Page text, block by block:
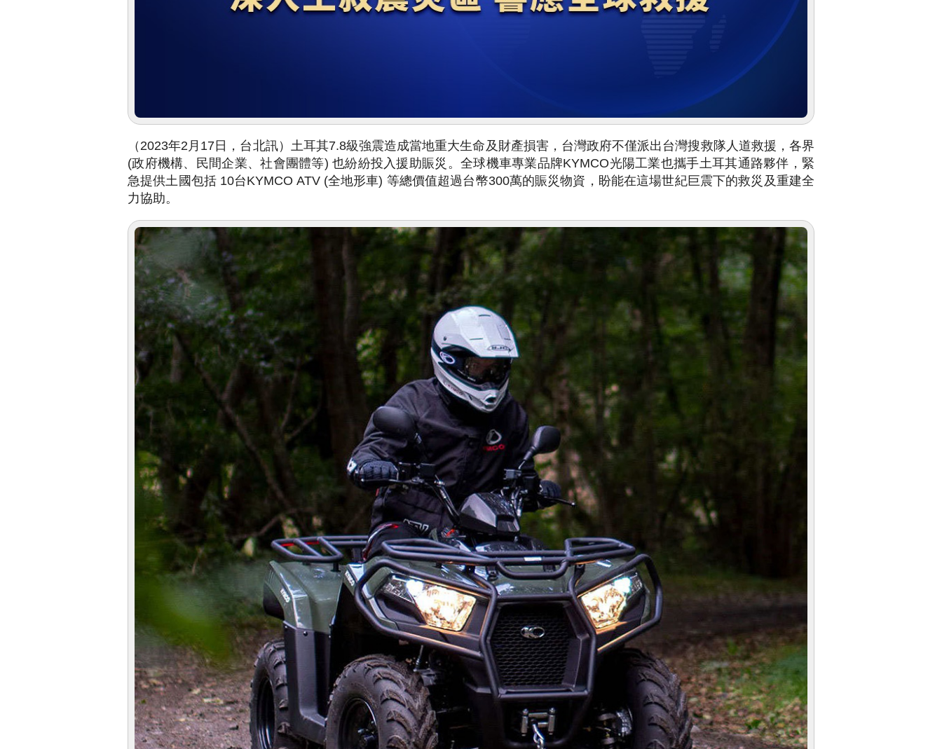
（2023年2月17日，台北訊）土耳其7.8級強震造成當地重大生命及財產損害，台灣政府不僅派出台灣搜救隊人道救援，各界
(政府機構、民間企業、社會團體等) 也紛紛投入援助賑災。全球機車專業品牌KYMCO光陽工業也攜手土耳其通路夥伴，緊
急提供土國包括 10台KYMCO ATV (全地形車) 等總價值超過台幣300萬的賑災物資，盼能在這場世紀巨震下的救災及重建全
力協助。